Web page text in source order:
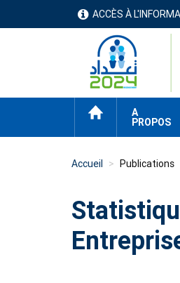
menu
header
ACCÈS À
ACCUEIL
A
PROPOS
Accueil Publications